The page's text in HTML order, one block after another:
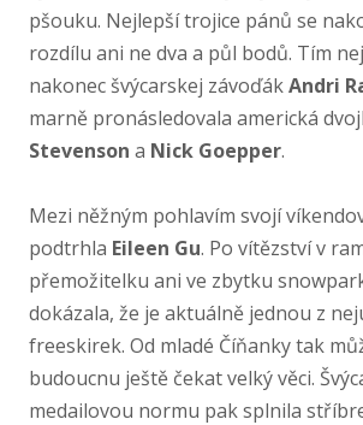
pšouku. Nejlepší trojice pánů se
rozdílu ani ne dva a půl bodů. Tím
nakonec švýcarskej závoďákAndri
marně pronásledovala americká
Stevenson a Nick Goepper.
Mezi něžným pohlavím svojí
podtrhla Eileen Gu. Po vítězství v
přemožitelku ani ve zbytku
dokázala, že je aktuálně jednou z
freeskirek. Od mladé Číňanky tak
budoucnu ještě čekat velký věci.
medailovou normu pak splnila